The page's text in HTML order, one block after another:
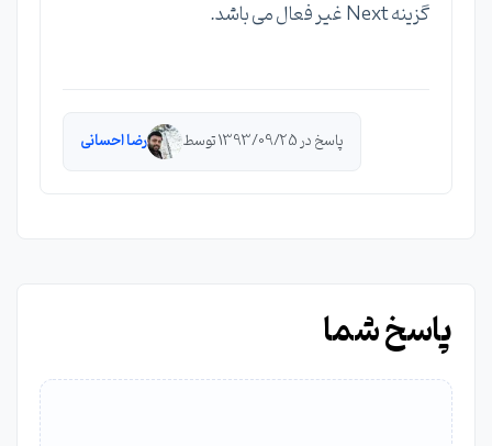
گزینه Next غیر فعال می باشد.
پاسخ در 1393/09/25 توسط رضا احسانی
پاسخ شما